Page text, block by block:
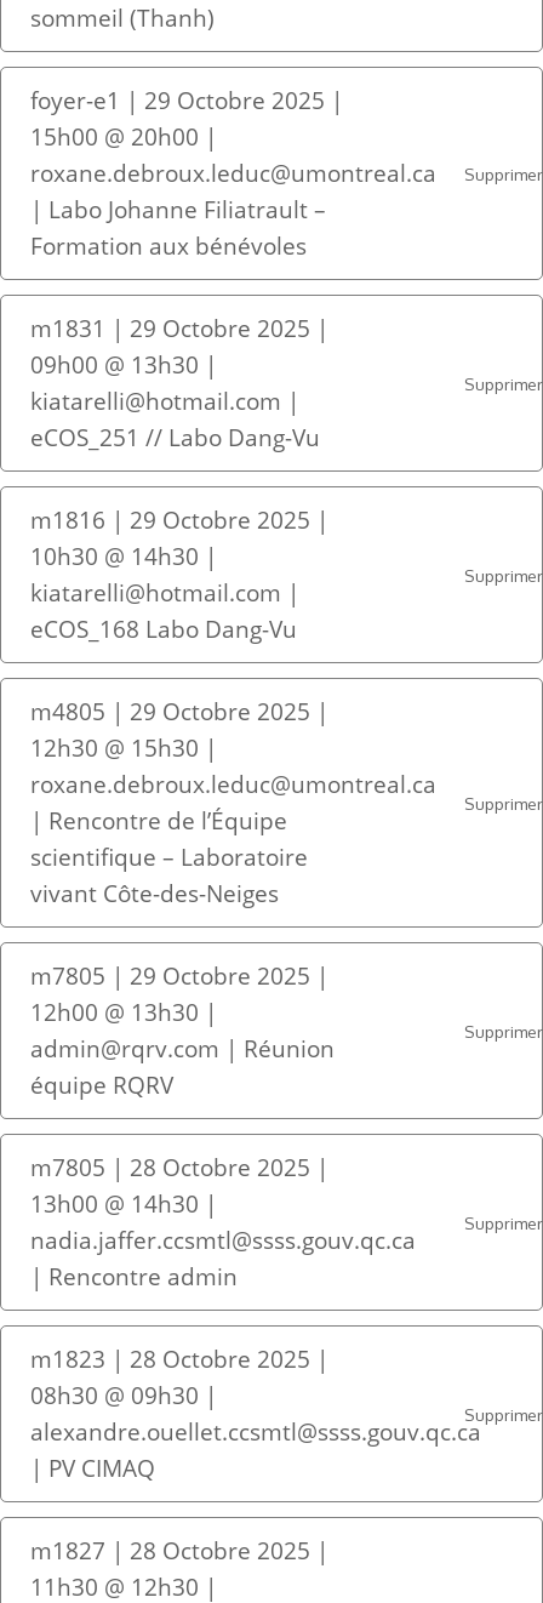
sommeil (Thanh)
foyer-e1 | 29 Octobre 2025 |
15h00 @ 20h00 |
roxane.debroux.leduc@umontreal.ca
| Labo Johanne Filiatrault –
Formation aux bénévoles
Supprimer
m1831 | 29 Octobre 2025 |
09h00 @ 13h30 |
kiatarelli@hotmail.com |
eCOS_251 // Labo Dang-Vu
Supprimer
m1816 | 29 Octobre 2025 |
10h30 @ 14h30 |
kiatarelli@hotmail.com |
eCOS_168 Labo Dang-Vu
Supprimer
m4805 | 29 Octobre 2025 |
12h30 @ 15h30 |
roxane.debroux.leduc@umontreal.ca
| Rencontre de l’Équipe
scientifique – Laboratoire
vivant Côte-des-Neiges
Supprimer
m7805 | 29 Octobre 2025 |
12h00 @ 13h30 |
admin@rqrv.com | Réunion
équipe RQRV
Supprimer
m7805 | 28 Octobre 2025 |
13h00 @ 14h30 |
nadia.jaffer.ccsmtl@ssss.gouv.qc.ca
| Rencontre admin
Supprimer
m1823 | 28 Octobre 2025 |
08h30 @ 09h30 |
alexandre.ouellet.ccsmtl@ssss.gouv.qc.ca
| PV CIMAQ
Supprimer
m1827 | 28 Octobre 2025 |
11h30 @ 12h30 |